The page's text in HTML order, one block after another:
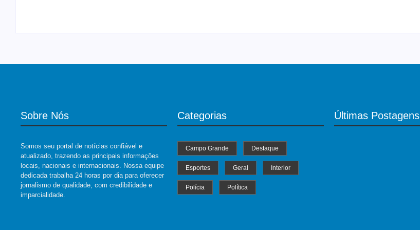
Sobre Nós
Somos seu portal de notícias confiável e
atualizado, trazendo as principais informações
locais, nacionais e internacionais. Nossa equipe
dedicada trabalha 24 horas por dia para oferecer
jornalismo de qualidade, com credibilidade e
imparcialidade.
Categorias
Campo Grande Destaque
Esportes Geral Interior
Polícia Política
Últimas Postagens